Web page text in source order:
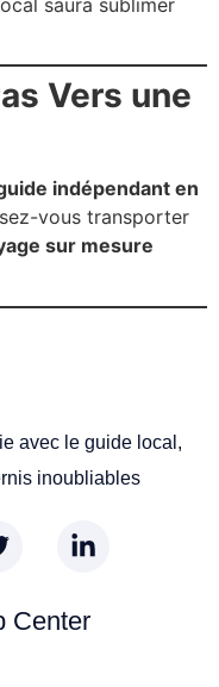
Vers une
indépendant en
vous transporter
sur mesure
avec le guide local,
inoubliables
Center